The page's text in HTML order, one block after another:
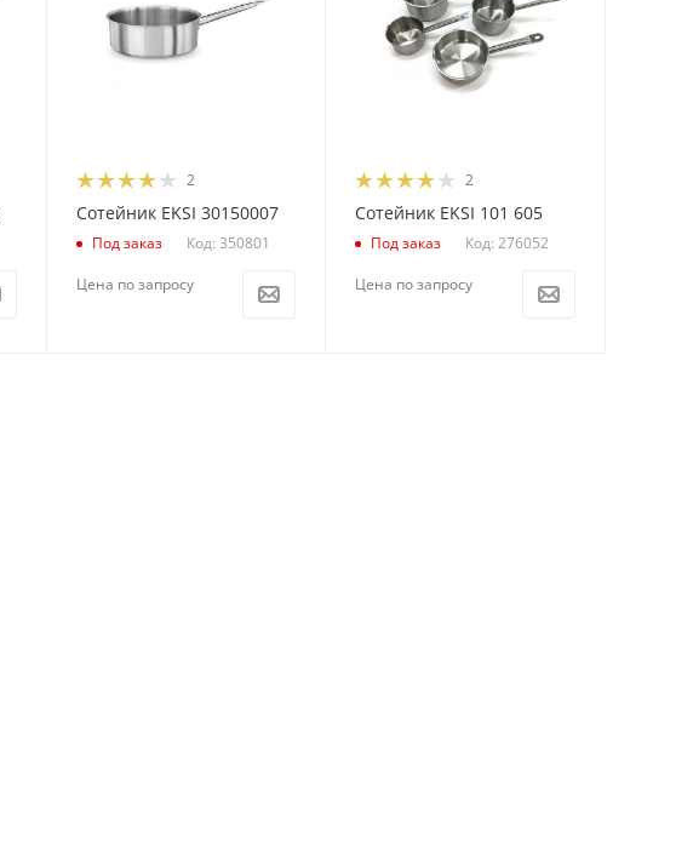
2
Сотейник EKSI 30150007
Под заказ Код: 350801
Цена по запросу
2
Сотейник EKSI 101 605
Под заказ Код: 276052
Цена по запросу